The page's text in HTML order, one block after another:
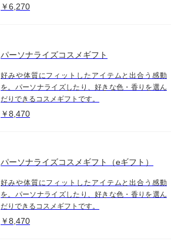
￥6,270
パーソナライズコスメギフト
好みや体質にフィットしたアイテムと出合う感動
を。パーソナライズしたり、好きな色・香りを選ん
だりできるコスメギフトです。
￥8,470
パーソナライズコスメギフト（eギフト）
好みや体質にフィットしたアイテムと出合う感動
を。パーソナライズしたり、好きな色・香りを選ん
だりできるコスメギフトです。
￥8,470